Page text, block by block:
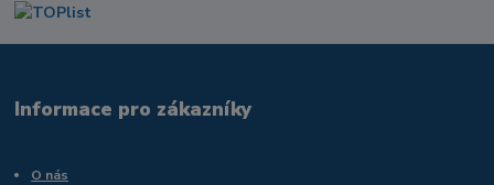
Informace pro zákazníky
O nás